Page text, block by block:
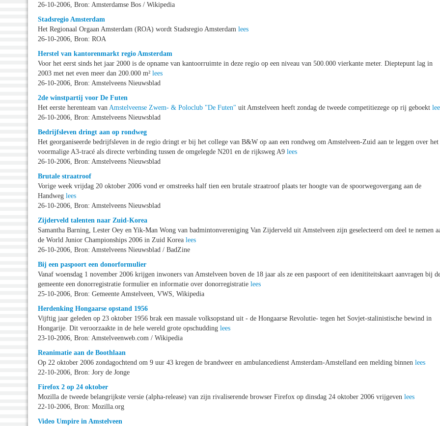
26-10-2006, Bron: Amsterdamse Bos / Wikipedia
Stadsregio Amsterdam
Het Regionaal Orgaan Amsterdam (ROA) wordt Stadsregio Amsterdam lees
26-10-2006, Bron: ROA
Herstel van kantorenmarkt regio Amsterdam
Voor het eerst sinds het jaar 2000 is de opname van kantoorruimte in deze regio op een niveau van 500.000 vierkante meter. Dieptepunt lag in
2003 met net even meer dan 200.000 m² lees
26-10-2006, Bron: Amstelveens Nieuwsblad
2de winstpartij voor De Futen
Het eerste herenteam van Amstelveense Zwem- & Poloclub "De Futen" uit Amstelveen heeft zondag de tweede competitiezege op rij geboekt
26-10-2006, Bron: Amstelveens Nieuwsblad
Bedrijfsleven dringt aan op rondweg
Het georganiseerde bedrijfsleven in de regio dringt er bij het college van B&W op aan een rondweg om Amstelveen-Zuid aan te leggen over het
voormalige A3-tracé als directe verbinding tussen de omgelegde N201 en de rijksweg A9 lees
26-10-2006, Bron: Amstelveens Nieuwsblad
Brutale straatroof
Vorige week vrijdag 20 oktober 2006 vond er omstreeks half tien een brutale straatroof plaats ter hoogte van de spoorwegovergang aan de
Handweg lees
26-10-2006, Bron: Amstelveens Nieuwsblad
Zijderveld talenten naar Zuid-Korea
Samantha Barning, Lester Oey en Yik-Man Wong van badmintonvereniging Van Zijderveld uit Amstelveen zijn geselecteerd om deel te nemen
de World Junior Championships 2006 in Zuid Korea lees
26-10-2006, Bron: Amstelveens Nieuwsblad / BadZine
Bij een paspoort een donorformulier
Vanaf woensdag 1 november 2006 krijgen inwoners van Amstelveen boven de 18 jaar als ze een paspoort of een idenititeitskaart aanvragen bij
gemeente een donorregistratie formulier en informatie over donorregistratie lees
25-10-2006, Bron: Gemeente Amstelveen, VWS, Wikipedia
Herdenking Hongaarse opstand 1956
Vijftig jaar geleden op 23 oktober 1956 brak een massale volksopstand uit - de Hongaarse Revolutie- tegen het Sovjet-stalinistische bewind in
Hongarije. Dit veroorzaakte in de hele wereld grote opschudding lees
23-10-2006, Bron: Amstelveenweb.com / Wikipedia
Reanimatie aan de Boothlaan
Op 22 oktober 2006 zondagochtend om 9 uur 43 kregen de brandweer en ambulancedienst Amsterdam-Amstelland een melding binnen lees
22-10-2006, Bron: Jory de Jonge
Firefox 2 op 24 oktober
Mozilla de tweede belangrijkste versie (alpha-release) van zijn rivaliserende browser Firefox op dinsdag 24 oktober 2006 vrijgeven lees
22-10-2006, Bron: Mozilla.org
Video Umpire in Amstelveen